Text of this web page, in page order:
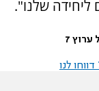
ליחידה שלנו".
7
לנו